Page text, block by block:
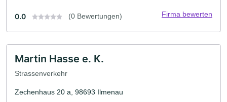
0.0 (0 Bewertungen) Firma bewerten
Martin Hasse e. K.
Strassenverkehr
Zechenhaus 20 a, 98693 Ilmenau